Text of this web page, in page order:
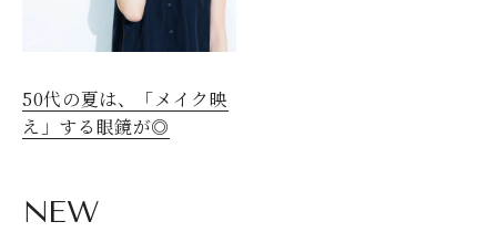
50代の夏は、「メイク映
え」する眼鏡が◎
NEW